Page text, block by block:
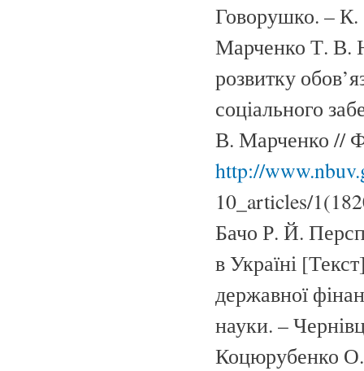
Говорушко. – К.
Марченко Т. В.
розвитку
соціального
В. Марченко //
http://
10_articles/
Бачо Р. Й.
в Україні
державної
науки. –
Коцюрубенко О.